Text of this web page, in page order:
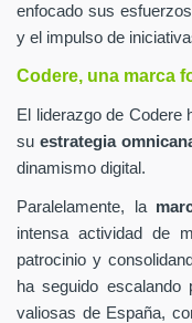
enfocado sus
y el impulso de
Codere, una marca
El liderazgo de Codere
suestrategia
dinamismo digital.
Paralelamente, la
intensa actividad de
patrocinio y
ha seguido
valiosas de España,